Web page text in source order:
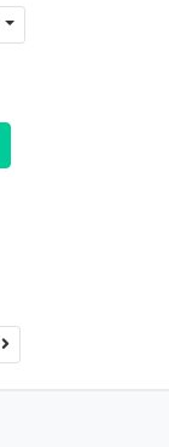
Weiter